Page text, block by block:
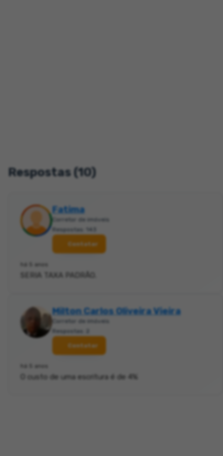
Respostas (10)
Fatima
Corretor de imóveis
Respostas: 143
Contatar
há 5 anos
SERIA TAXA PADRÃO.
Milton Carlos Oliveira Vieira
Corretor de imóveis
Respostas: 2
Contatar
há 5 anos
O custo de uma escritura é de 4%